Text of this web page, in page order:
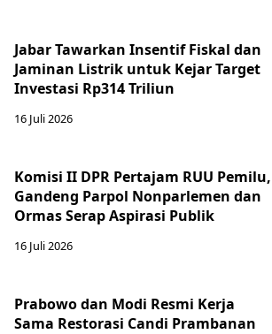
Jabar Tawarkan Insentif Fiskal dan
Jaminan Listrik untuk Kejar Target
Investasi Rp314 Triliun
16 Juli 2026
Komisi II DPR Pertajam RUU Pemilu,
Gandeng Parpol Nonparlemen dan
Ormas Serap Aspirasi Publik
16 Juli 2026
Prabowo dan Modi Resmi Kerja
Sama Restorasi Candi Prambanan